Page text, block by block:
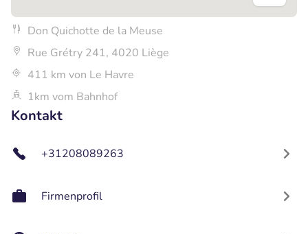
Don Quichotte de la Meuse
Rue Grétry 241, 4020 Liège
411 km von Le Havre
1km vom Bahnhof
Kontakt
+31208089263
Firmenprofil